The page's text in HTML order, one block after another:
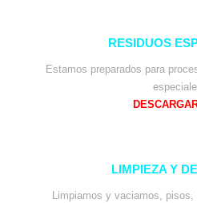
RESIDUOS
Estamos preparados para
LIMPIEZA Y
Limpiamos y vaciamos,